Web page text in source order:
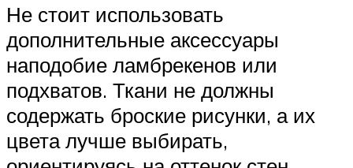
Не стоит использовать
дополнительные аксессуары
наподобие ламбрекенов или
подхватов. Ткани не должны
содержать броские рисунки, а их
цвета лучше выбирать,